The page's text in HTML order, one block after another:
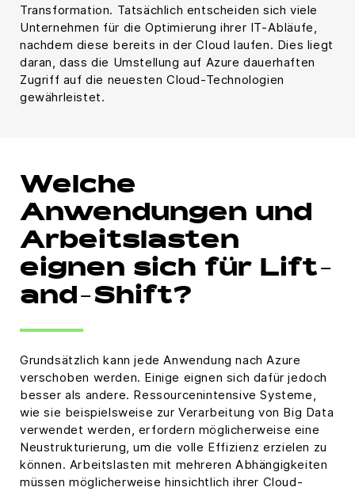
Transformation. Tatsächlich entscheiden sich viele
Unternehmen für die Optimierung ihrer IT-Abläufe,
nachdem diese bereits in der Cloud laufen. Dies liegt
daran, dass die Umstellung auf Azure dauerhaften
Zugriff auf die neuesten Cloud-Technologien
gewährleistet.
Welche
Anwendungen und
Arbeitslasten
eignen sich für Lift-
and-Shift?
Grundsätzlich kann jede Anwendung nach Azure
verschoben werden. Einige eignen sich dafür jedoch
besser als andere. Ressourcenintensive Systeme,
wie sie beispielsweise zur Verarbeitung von Big Data
verwendet werden, erfordern möglicherweise eine
Neustrukturierung, um die volle Effizienz erzielen zu
können. Arbeitslasten mit mehreren Abhängigkeiten
müssen möglicherweise hinsichtlich ihrer Cloud-